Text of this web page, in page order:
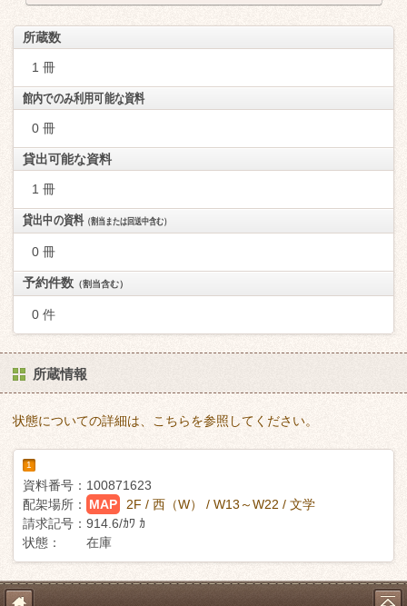
所蔵数
1 冊
館内でのみ利用可能な資料
0 冊
貸出可能な資料
1 冊
貸出中の資料（割当または回送中含む）
0 冊
予約件数 （割当含む）
0 件
所蔵情報
状態についての詳細は、こちらを参照してください。
1
資料番号： 100871623
配架場所：
MAP
2F / 西（W） / W13～W22 / 文学
請求記号： 914.6/ｶﾜ ｶ
状態：
在庫